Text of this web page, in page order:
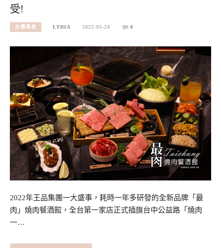
受!
台灣美食 LYDIA 2022-05-24 0
2022年王品集團一大盛事，耗時一年多研發的全新品牌「最
肉」燒肉餐酒館，全台第一家店正式插旗台中公益路「燒肉
一…